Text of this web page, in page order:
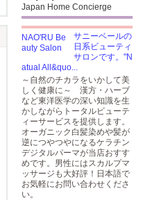
Japan Home Concierge
サニーベールの
日系ビューティ
サロンです。"N
atual All&quo...
～自然のチカラをいかして美
しく健康に～ 漢方・ハーブ
など東洋医学の深い知識を生
かしながらトータルビューテ
ィーサービスを提供します。
オーガニック白髪染めや髪が
逆につやつやになるケラチン
デジタルパーマが当店おすす
めです。男性にはスカルプマ
ッサージも大好評！日本語で
お気軽にお問い合わせくださ
い。